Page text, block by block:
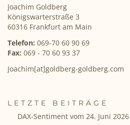
Joachim Goldberg
Königswarterstraße 3
60316 Frankfurt am Main
Telefon: 069-70 60 90 69
Fax: 069 - 70 60 93 37
Joachim[at]goldberg-goldberg.com
LETZTE BEITRÄGE
DAX-Sentiment vom 24. Juni